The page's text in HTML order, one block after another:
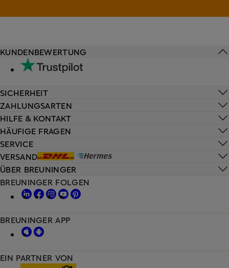
HILFE & KONTAKT
HÄUFIGE FRAGEN
SERVICE
VERSAND
KUNDENBEWERTUNG
SICHERHEIT
ZAHLUNGSARTEN
ÜBER BREUNINGER
EIN PARTNER VON
BREUNINGER FOLGEN
BREUNINGER APP